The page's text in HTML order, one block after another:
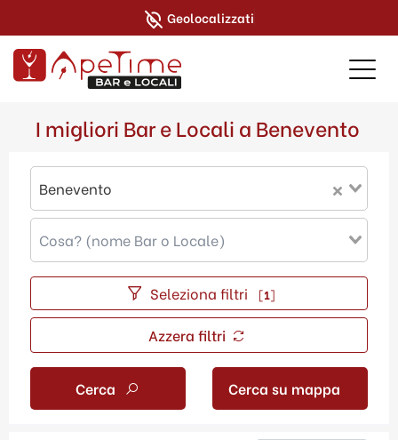
Geolocalizzati
I migliori Bar e Locali a Benevento
Benevento
Seleziona filtri [1]
Azzera filtri
Cerca Cerca su mappa